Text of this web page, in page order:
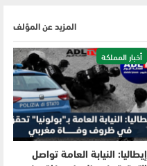
المزيد عن المؤلف
أخبار المملكة
إيطاليا: النيابة العامة تواصل